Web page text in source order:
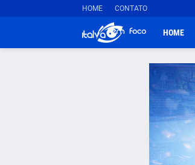
HOME CONTATO
HOME